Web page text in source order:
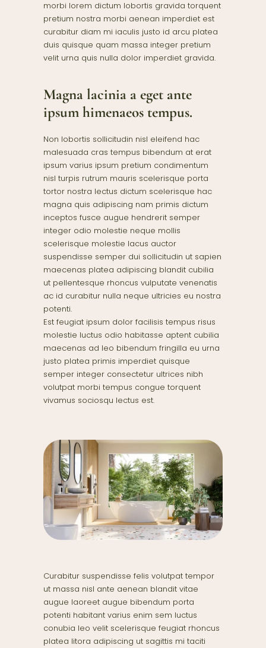
morbi lorem dictum lobortis gravida torquent
pretium nostra morbi aenean imperdiet est
curabitur diam mi iaculis justo id arcu platea
duis quisque quam massa integer pretium
velit urna quis nulla dolor imperdiet gravida.
Magna lacinia a eget ante
ipsum himenaeos tempus.
Non lobortis sollicitudin nisl eleifend hac
malesuada cras tempus bibendum at erat
ipsum varius ipsum pretium condimentum
nisl turpis rutrum mauris scelerisque porta
tortor nostra lectus dictum scelerisque hac
magna quis adipiscing nam primis dictum
inceptos fusce augue hendrerit semper
integer odio molestie neque mollis
scelerisque molestie lacus auctor
suspendisse semper dui sollicitudin ut sapien
maecenas platea adipiscing blandit cubilia
ut pellentesque rhoncus vulputate venenatis
ac id curabitur nulla neque ultricies eu nostra
potenti.
Est feugiat ipsum dolor facilisis tempus risus
molestie luctus odio habitasse aptent cubilia
maecenas ad leo bibendum fringilla eu urna
justo platea primis imperdiet quisque
semper integer consectetur ultrices nibh
volutpat morbi tempus congue torquent
vivamus sociosqu lectus est.
Curabitur suspendisse felis volutpat tempor
ut massa nisl ante aenean blandit vitae
augue laoreet augue bibendum porta
potenti habitant varius enim sem luctus
conubia leo velit scelerisque feugiat rhoncus
platea litora adipiscing ut sagittis mi taciti